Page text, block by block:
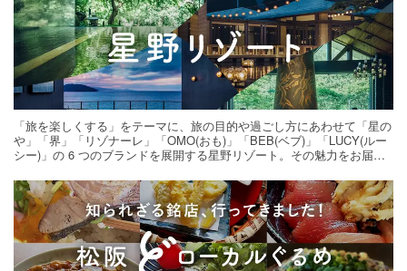
「旅を楽しくする」をテーマに、旅の目的や過ごし方にあわせて「星の
や」「界」「リゾナーレ」「OMO(おも)」「BEB(ベブ)」「LUCY(ルー
シー)」の 6 つのブランドを展開する星野リゾート。その魅力をお届け